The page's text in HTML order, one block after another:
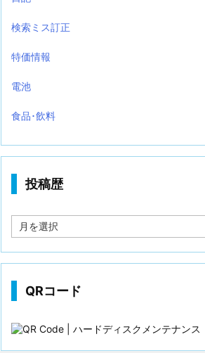
検索ミス訂正
特価情報
電池
食品･飲料
投稿歴
稿
QRコード